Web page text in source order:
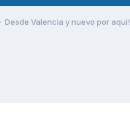
Desde Valencia y nuevo por aqui!